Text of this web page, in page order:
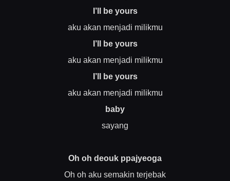
I’ll be yours
aku akan menjadi milikmu
I’ll be yours
aku akan menjadi milikmu
I’ll be yours
aku akan menjadi milikmu
baby
sayang
Oh oh deouk ppajyeoga
Oh oh aku semakin terjebak